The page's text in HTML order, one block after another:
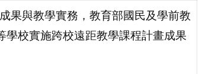
果與教學實務，教育部國民及學前教
校實施跨校遠距教學課程計畫成果